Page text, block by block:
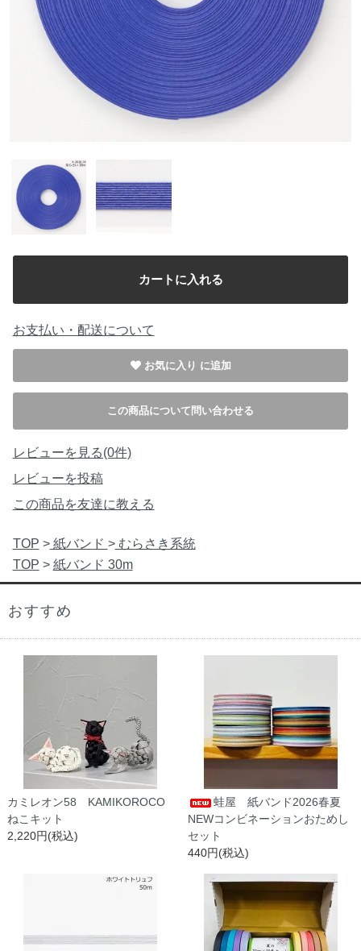
お支払い・配送について
お気に入り
この商品について問い合わせる
レビューを見る(0件)
レビューを投稿
この商品を友達に教える
TOP >紙バンド >むらさき系統
TOP > 紙バンド 30m
おすすめ
カミレオン58 KAMIKOROCO
ねこキット
2,220円(税込)
蛙屋 紙バンド2026春夏
NEWコンビネーションおためし
セット
440円(税込)